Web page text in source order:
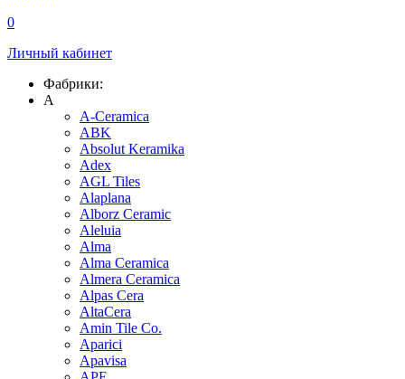
0
Личный кабинет
Фабрики:
A
A-Ceramica
ABK
Absolut Keramika
Adex
AGL Tiles
Alaplana
Alborz Ceramic
Aleluia
Alma
Alma Ceramica
Almera Ceramica
Alpas Cera
AltaCera
Amin Tile Co.
Aparici
Apavisa